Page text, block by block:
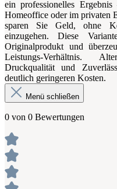
ein professionelles
Homeoffice oder im privaten
sparen Sie Geld, ohne
einzugehen. Diese
Originalprodukt und
Leistungs-Verhältnis.
Druckqualität und
deutlich geringeren Kosten.
Menü schließen
0 von 0 Bewertungen